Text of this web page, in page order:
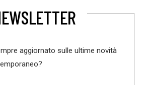
aggiornato sulle ultime novità